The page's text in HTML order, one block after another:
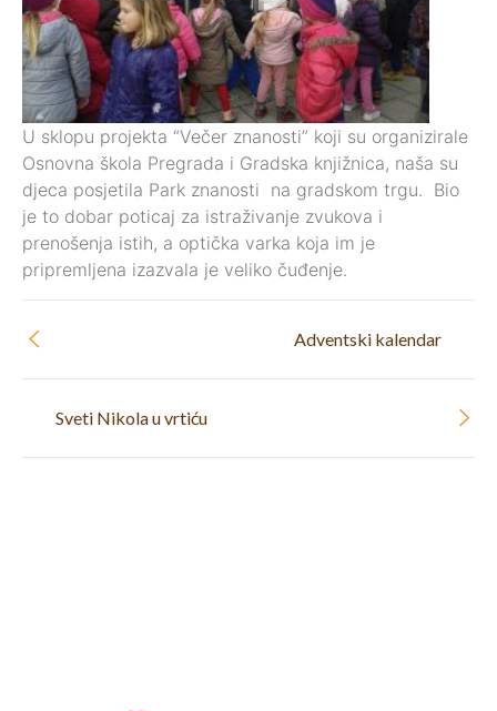
U sklopu projekta “Večer znanosti” koji su organizirale
Osnovna škola Pregrada i Gradska knjižnica, naša su
djeca posjetila Park znanosti na gradskom trgu. Bio
je to dobar poticaj za istraživanje zvukova i
prenošenja istih, a optička varka koja im je
pripremljena izazvala je veliko čuđenje.
Sveti Nikola u vrtiću
Adventski kalendar